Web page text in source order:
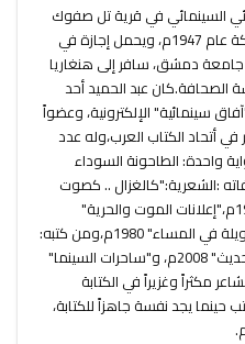
السينمائي في قرية تل صفوك
القريبة من الحسكة عام 1947م، ويحمل إجازة في
جامعة دمشق، سافر إلى هنغاريا
لدراسة الصحافة.كان عبد الحميد أحد
سينمائية" الإلكترونية، وعضواً
أتحاد الكتاب العرب،وله عدد
واحدة: الطاحونة السوداء
:الشعرية:"كالغزال .. كصوت
الماء والريح" 1975م،"إعلانات الموت والحرية"
1978م، "كانت طويلة في المساء" 1980م،ومن كتبه:
"مغامرة الفن الحديث" 2008م، و"ساحرات السينما"
مكثراً وغزيراً في الكتابة
حينما يجد نفسة جاهزاً للكتابة،